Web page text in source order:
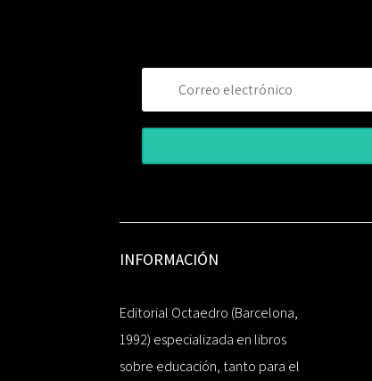
INFORMACIÓN
Editorial Octaedro (Barcelona,
1992) especializada en libros
sobre educación, tanto para el